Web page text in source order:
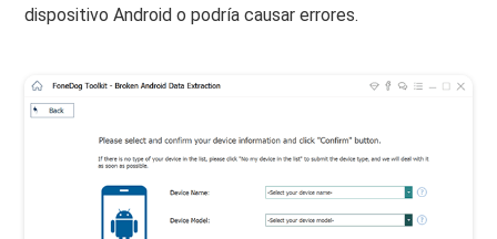
dispositivo Android o podría causar errores.